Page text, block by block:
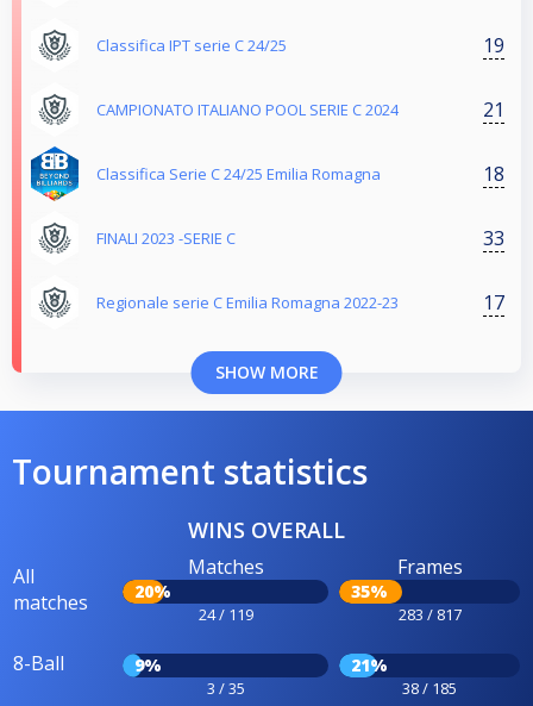
Classifica IPT serie C 24/25 19
CAMPIONATO ITALIANO POOL SERIE C 2024 21
Classifica Serie C 24/25 Emilia Romagna 18
FINALI 2023 -SERIE C 33
Regionale serie C Emilia Romagna 2022-23 17
SHOW MORE
Tournament statistics
WINS OVERALL
All
matches
Matches
20%
24 / 119
Frames
35%
283 / 817
8-Ball 9%
3 / 35
21%
38 / 185